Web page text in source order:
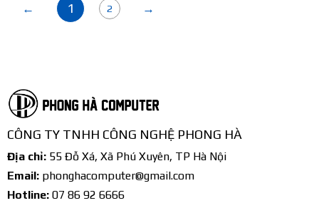
← 1 2 →
CÔNG TY TNHH CÔNG NGHỆ PHONG HÀ
Địa chỉ: 55 Đỗ Xá, Xã Phú Xuyên, TP Hà Nội
Email: phonghacomputer@gmail.com
Hotline: 07 86 92 6666